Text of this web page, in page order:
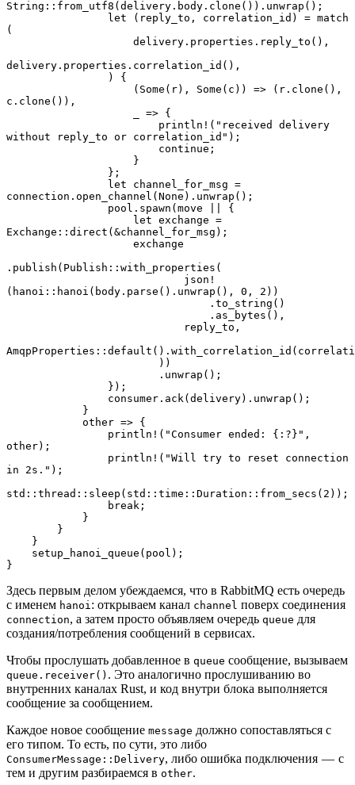
String::from_utf8(delivery.body.clone()).unwrap();
(
                    delivery.properties.reply_to(),
delivery.properties.correlation_id(),
                ) {
c.clone()),
                    _ => {
without reply_to or correlation_id");
                        continue;
                    }
                };
connection.open_channel(None).unwrap();
                pool.spawn(move || {
Exchange::direct(&channel_for_msg);
                    exchange
.publish(Publish::with_properties(
(hanoi::hanoi(body.parse().unwrap(), 0, 2))
                                .to_string()
                                .as_bytes(),
                            reply_to,
                        ))
                        .unwrap();
                });
                consumer.ack(delivery).unwrap();
            }
            other => {
other);
in 2s.");
std::thread::sleep(std::time::Duration::from_secs(2));
                break;
            }
        }
    }
    setup_hanoi_queue(pool);
}
Здесь первым делом убеждаемся, что в RabbitMQ есть очередь
с именем hanoi : открываем канал channel поверх соединения
connection, а затем просто объявляем очередь queue для
создания/потребления сообщений в сервисах.
Чтобы прослушать добавленное в queue сообщение, вызываем
queue.receiver() . Это аналогично прослушиванию во
внутренних каналах Rust, и код внутри блока выполняется
сообщение за сообщением.
Каждое новое сообщение message должно сопоставляться с
его типом. То есть, по сути, это либо
ConsumerMessage::Delivery, либо ошибка подключения — с
тем и другим разбираемся в other.